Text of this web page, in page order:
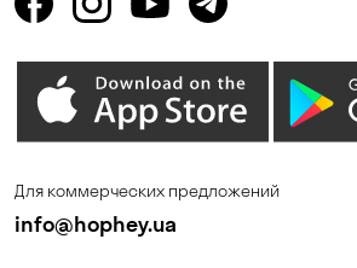
Горишние Плавни
Елизаветовка
Калиновка
Для коммерческих предложений
info@hophey.ua